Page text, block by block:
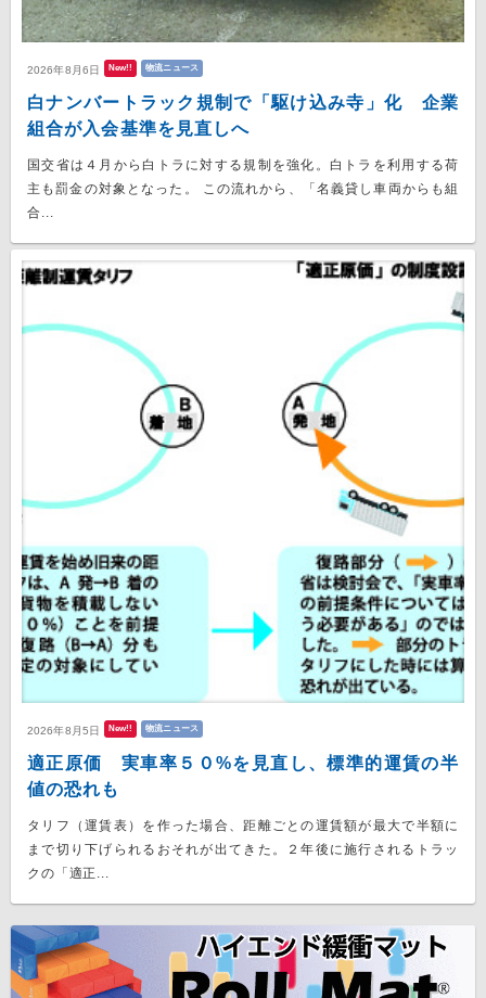
2026年8月6日 New!! 物流ニュース
白ナンバートラック規制で「駆け込み寺」化 企業
組合が入会基準を見直しへ
国交省は４月から白トラに対する規制を強化。白トラを利用する荷
主も罰金の対象となった。 この流れから、「名義貸し車両からも組
合...
2026年8月5日 New!! 物流ニュース
適正原価 実車率５０%を見直し、標準的運賃の半
値の恐れも
タリフ（運賃表）を作った場合、距離ごとの運賃額が最大で半額に
まで切り下げられるおそれが出てきた。２年後に施行されるトラッ
クの「適正...